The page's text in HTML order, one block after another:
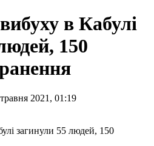
в Кабулі
150
2021, 01:19